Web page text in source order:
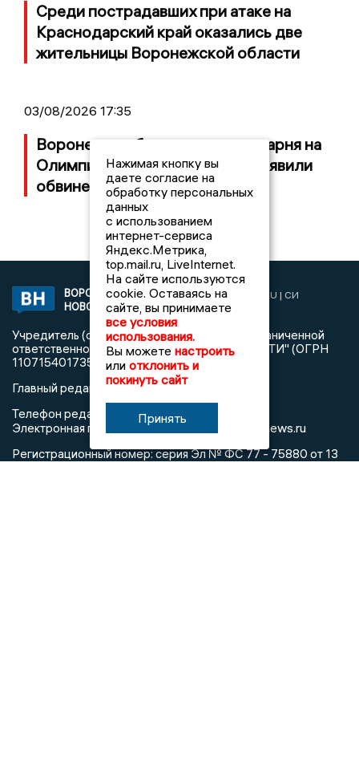
Среди пострадавших при атаке на
Краснодарский край оказались две
жительницы Воронежской области
03/08/2026 17:35
Воронежцу, убившему ножом парня на
Олимпийском бульваре, предъявили
обвинение
ВОРОНЕЖСКИЕ
НОВОСТИ
2019 © VORONEZHNEWS.RU | СИ
«Воронежские новости»
Учредитель (соучредители): Общество с ограниченной
ответственностью "РЕГИОНАЛЬНЫЕ НОВОСТИ" (ОГРН
1107154017354)
Главный редактор: Пирогов А.А.
Телефон редакции: +7 (473) 262 77 92
Электронная почта редакции:info@voronezhnews.ru
Регистрационный номер: серия Эл № ФС 77 - 75880 от 13
Нажимая кнопку вы
даете согласие на
обработку персональных
данных
с использованием
интернет-сервиса
Яндекс.Метрика,
top.mail.ru, LiveInternet.
На сайте используются
cookie. Оставаясь на
сайте, вы принимаете
все условия
использования.
Вы можете настроить
или отклонить и
покинуть сайт
Принять